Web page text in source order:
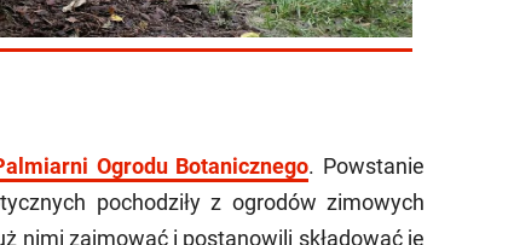
Ogrodu Botanicznego. Powstanie
pochodziły z ogrodów zimowych
nimi zajmować i postanowili składować je